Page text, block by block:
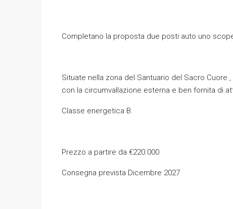
Completano la proposta due posti auto uno
Situate nella zona del Santuario del Sacro Cuore
con la circumvallazione esterna e ben fornita di
Classe energetica B.
Prezzo a partire da €220.000
Consegna prevista Dicembre 2027